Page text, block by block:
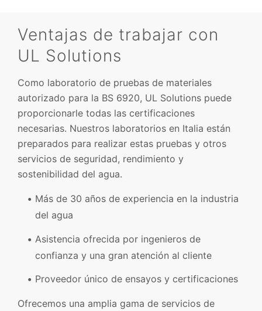
Ventajas de trabajar con
UL Solutions
Como laboratorio de pruebas de materiales
autorizado para la BS 6920, UL Solutions puede
proporcionarle todas las certificaciones
necesarias. Nuestros laboratorios en Italia están
preparados para realizar estas pruebas y otros
servicios de seguridad, rendimiento y
sostenibilidad del agua.
Más de 30 años de experiencia en la industria
del agua
Asistencia ofrecida por ingenieros de
confianza y una gran atención al cliente
Proveedor único de ensayos y certificaciones
Ofrecemos una amplia gama de servicios de